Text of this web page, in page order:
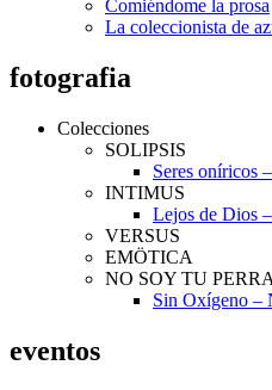
Comiéndome la prosa
La coleccionista de
fotografia
Colecciones
SOLIPSIS
Seres oníricos
INTIMUS
Lejos de Dios
VERSUS
EMÖTICA
NO SOY TU PERRA
Sin Oxígeno –
eventos